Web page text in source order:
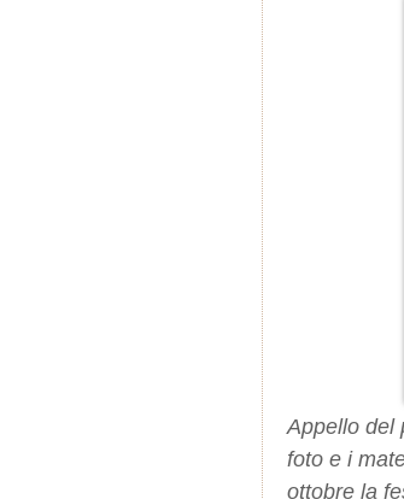
Appello del
foto e i
ottobre la